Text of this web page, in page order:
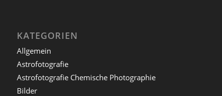
KATEGORIEN
Allgemein
Astrofotografie
Astrofotografie Chemische Photographie
Bilder